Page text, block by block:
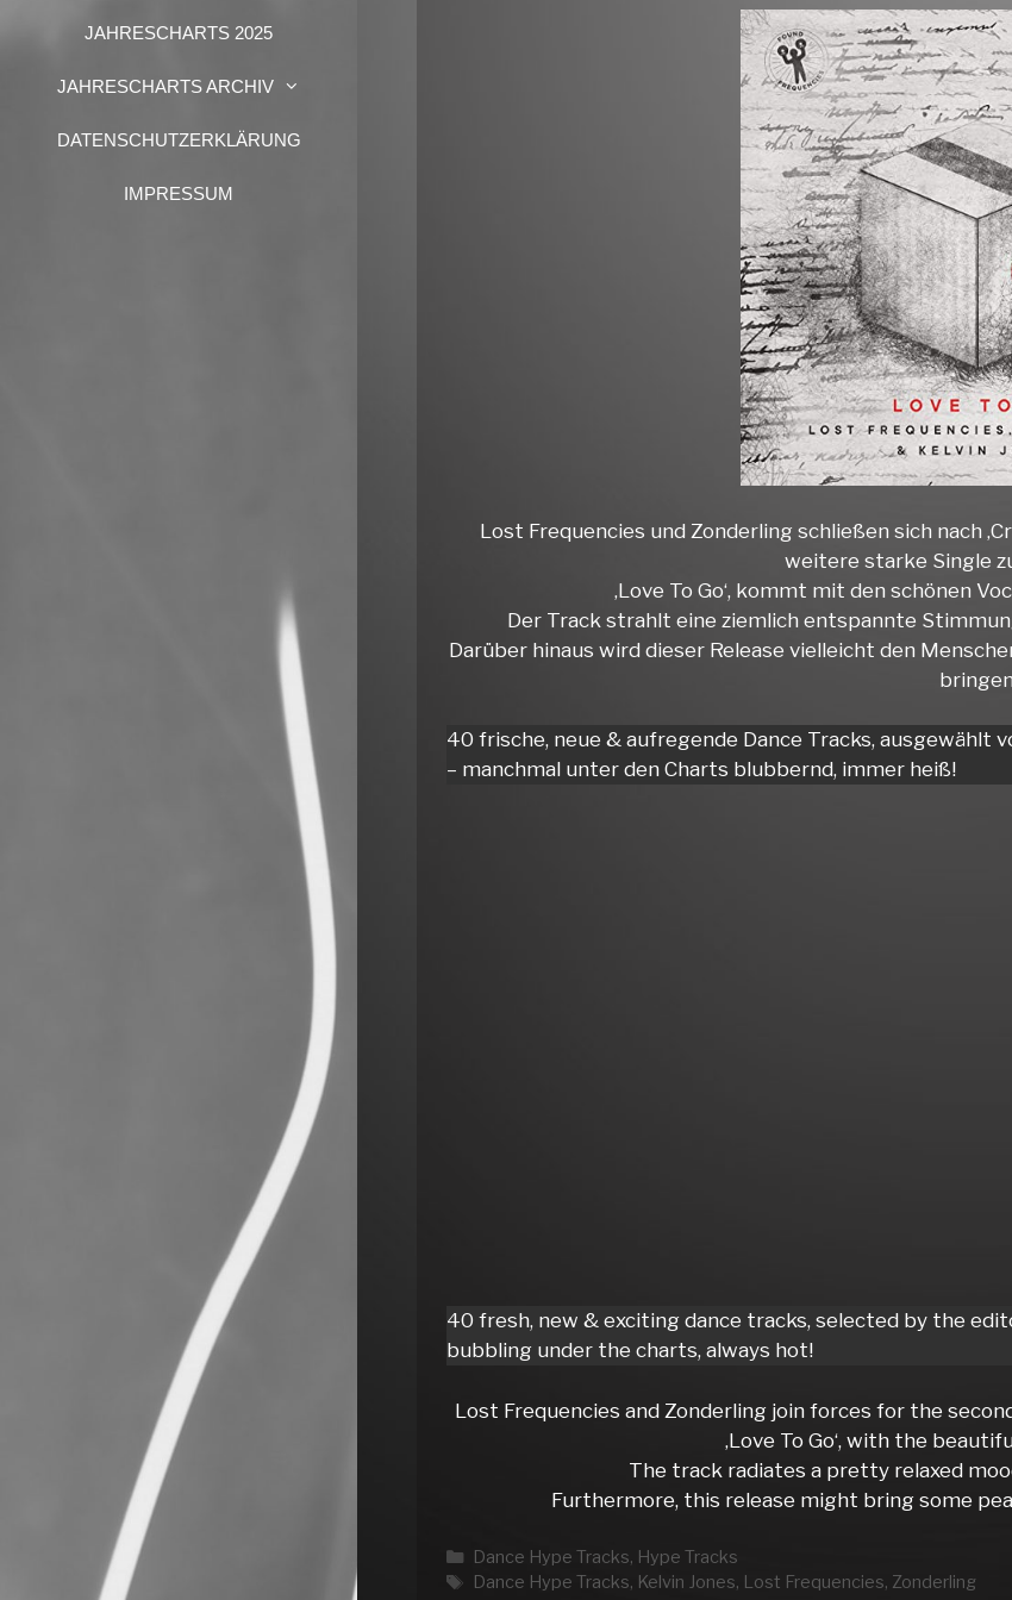
JAHRESCHARTS 2025
JAHRESCHARTS ARCHIV
DATENSCHUTZERKLÄRUNG
IMPRESSUM
Lost Frequencies und Zonderling schließen sich nach
weitere starke Single
‚Love To Go‘, kommt mit den schönen
Der Track strahlt eine ziemlich entspannte
Darüber hinaus wird dieser Release vielleicht den
40 frische, neue & aufregende Dance Tracks, ausgewählt
– manchmal unter den Charts blubbernd, immer heiß!
40 fresh, new & exciting dance tracks, selected by the
bubbling under the charts, always hot!
Lost Frequencies and Zonderling join forces for the
‚Love To Go‘, with the
The track radiates a pretty relaxed
Furthermore, this release might bring some
Kategorien
Dance Hype Tracks, Hype Tracks
Schlagwörter
Dance Hype Tracks, Kelvin Jones, Lost Frequencies, Zonderling